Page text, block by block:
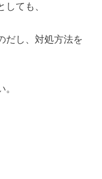
ても、
だし、対処方法を